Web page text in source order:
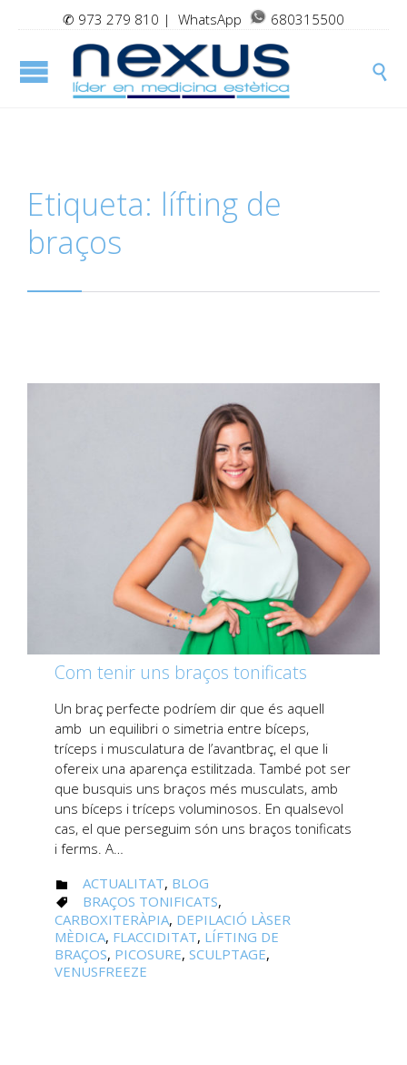
✆ 973 279 810 | WhatsApp 680315500

Etiqueta: lífting de
braços
Com tenir uns braços tonificats
Un braç perfecte podríem dir que és aquell
amb un equilibri o simetria entre bíceps,
tríceps i musculatura de l’avantbraç, el que li
ofereix una aparença estilitzada. També pot ser
que busquis uns braços més musculats, amb
uns bíceps i tríceps voluminosos. En qualsevol
cas, el que perseguim són uns braços tonificats
i ferms. A…
 CATEGORY
ACTUALITAT, BLOG
 CATEGORY
BRAÇOS TONIFICATS,
CARBOXITERÀPIA, DEPILACIÓ LÀSER
MÈDICA, FLACCIDITAT, LÍFTING DE
BRAÇOS, PICOSURE, SCULPTAGE,
VENUSFREEZE